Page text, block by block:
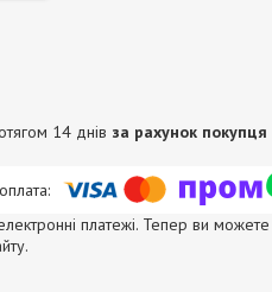
14 днів за рахунок покупця
платежі. Тепер ви